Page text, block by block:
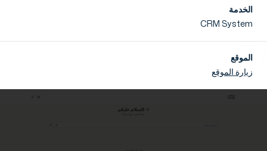
أنظمة إدارة التعليم
الخدمة
CRM System
الموقع
زيارة الموقع